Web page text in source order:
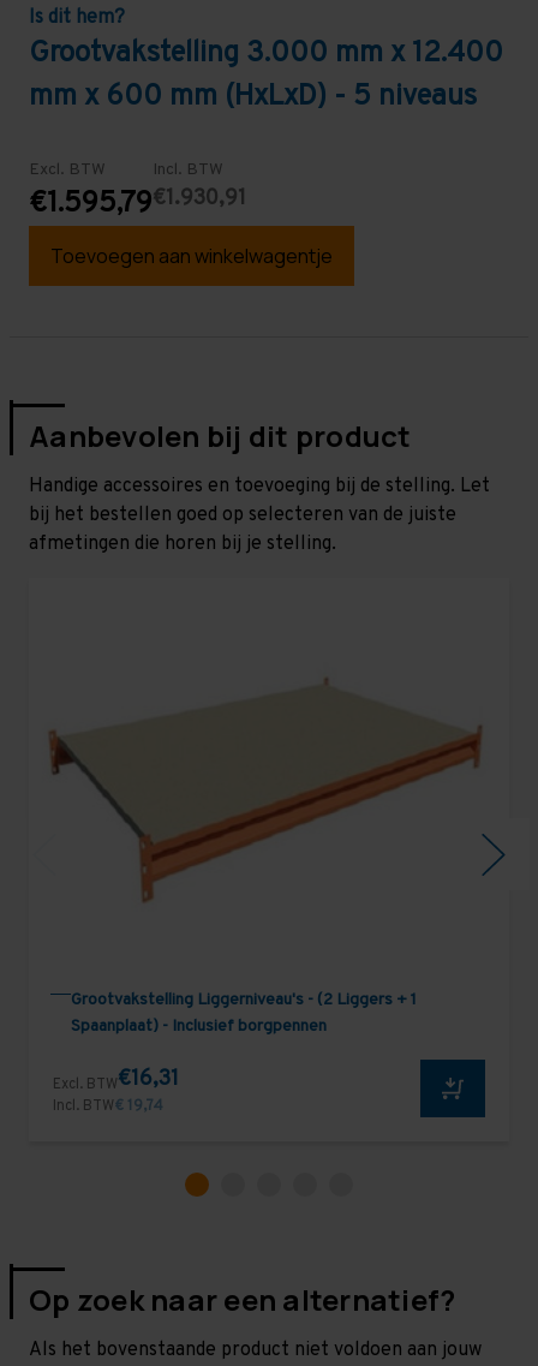
Is dit hem?
Grootvakstelling 3.000 mm x 12.400
mm x 600 mm (HxLxD) - 5 niveaus
Excl. BTW
€1.595,79
Incl. BTW
€1.930,91
Toevoegen aan winkelwagentje
Aanbevolen bij dit product
Handige accessoires en toevoeging bij de stelling. Let
bij het bestellen goed op selecteren van de juiste
afmetingen die horen bij je stelling.
Grootvakstelling Liggerniveau's - (2 Liggers + 1
Spaanplaat) - Inclusief borgpennen
Excl. BTW€16,31
Incl. BTW€ 19,74
Op zoek naar een alternatief?
Als het bovenstaande product niet voldoen aan jouw